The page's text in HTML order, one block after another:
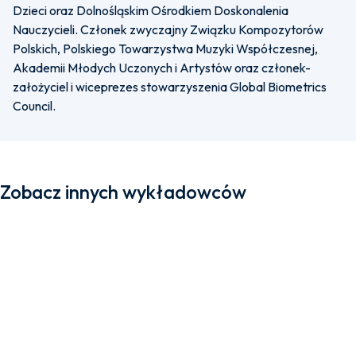
Dzieci oraz Dolnośląskim Ośrodkiem Doskonalenia
Nauczycieli. Członek zwyczajny Związku Kompozytorów
Polskich, Polskiego Towarzystwa Muzyki Współczesnej,
Akademii Młodych Uczonych i Artystów oraz członek-
założyciel i wiceprezes stowarzyszenia Global Biometrics
Council.
Zobacz innych wykładowców